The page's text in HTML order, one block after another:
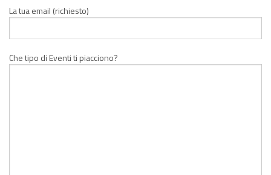
La tua email (richiesto)
Che tipo di Eventi ti piacciono?